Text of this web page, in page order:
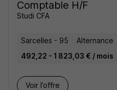
Comptable H/F
Studi CFA
Sarcelles - 95
Alternance
492,22 - 1 823,03 € / mois
Voir l’offre